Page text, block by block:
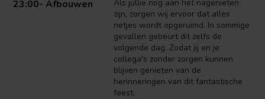
23:00- Afbouwen
Als jullie nog aan het nagenieten
zijn, zorgen wij ervoor dat alles
netjes wordt opgeruimd. In sommige
gevallen gebeurt dit zelfs de
volgende dag. Zodat jij en je
collega's zonder zorgen kunnen
blijven genieten van de
herinneringen van dit fantastische
feest.